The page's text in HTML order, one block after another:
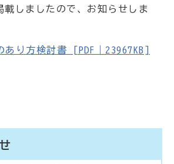
載しましたので、お知らせしま
あり方検討書 [PDF｜23967KB]